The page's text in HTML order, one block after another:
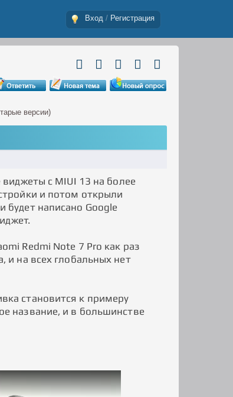
Вход / Регистрация
версии)
с MIUI 13 на более
и потом открыли
будет написано Google
Redmi Note 7 Pro как раз
и на всех глобальных нет
становится к примеру
название, и в большинстве